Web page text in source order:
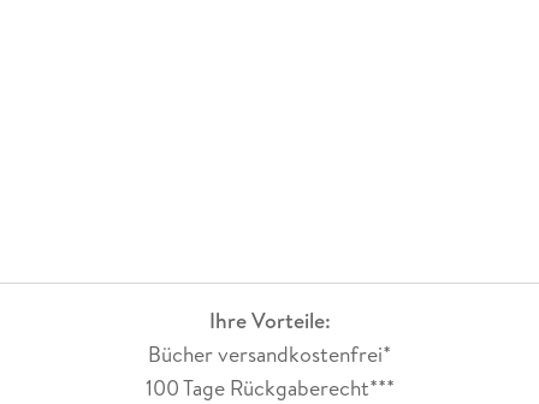
Ihre Vorteile:
Bücher versandkostenfrei*
100 Tage Rückgaberecht***